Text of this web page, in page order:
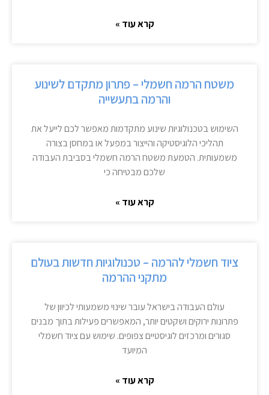
קרא עוד »
משטח הרמה חשמלי – פתרון מתקדם לשינוע
והרמה בתעשייה
השימוש בטכנולוגיות שינוע מתקדמות מאפשר לכם לייעל את
תהליכי הלוגיסטיקה והייצור במפעל או במחסן בצורה
משמעותית. הטמעת משטח הרמה חשמלי בסביבת העבודה
שלכם מבטיחה כי
קרא עוד »
ציוד חשמלי להרמה – טכנולוגיות חדשות בעולם
מתקני ההרמה
עולם העבודה בישראל עובר שינוי משמעותי לכיוון של
פתרונות ירוקים ושקטים יותר, המאפשרים פעילות בתוך מבנים
סגורים ומרכזים לוגיסטיים צפופים. שימוש עם ציוד חשמלי
המיועד
קרא עוד »